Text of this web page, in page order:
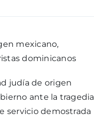
mexicano,
dominicanos
judía de origen
ante la tragedia
servicio demostrada